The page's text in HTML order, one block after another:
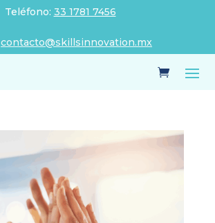
Teléfono: 33 1781 7456
contacto@skillsinnovation.mx